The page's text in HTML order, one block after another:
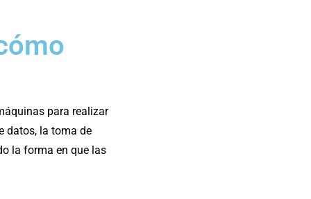
para realizar
datos, la toma de
la forma en que las